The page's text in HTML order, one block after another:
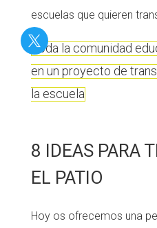
escuelas que quieren
Toda la comunidad
en un proyecto de
la escuela
8 IDEAS PARA
EL PATIO
Hoy os ofrecemos una